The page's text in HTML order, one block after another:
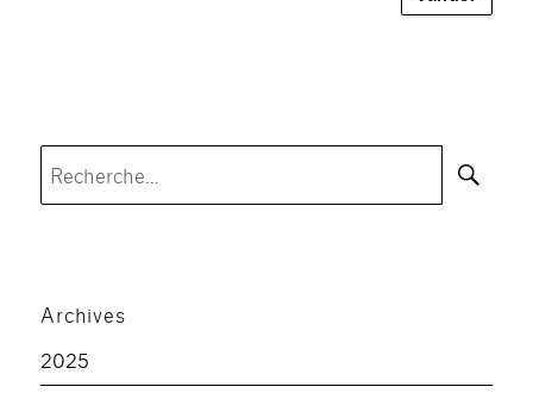
Archives
2025